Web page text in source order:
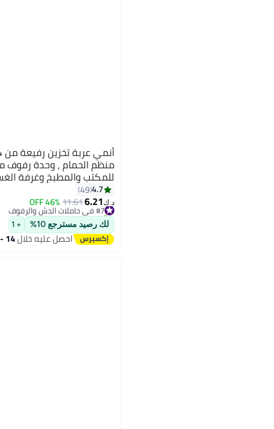
منظم الحمام ، وحدة رفوف
للمكتب والمطبخ وغرفة
أسود
4.7
49
د.ك‏6.21
11.61
46% OFF #7 في حاملات الدش والرفوف
تم بيع +10 مؤخرًا
#7 في حاملات الدش والرفوف
لك رصيد مسترجع 10% + 1
احصل عليه خلال14 - 15 اغسطس